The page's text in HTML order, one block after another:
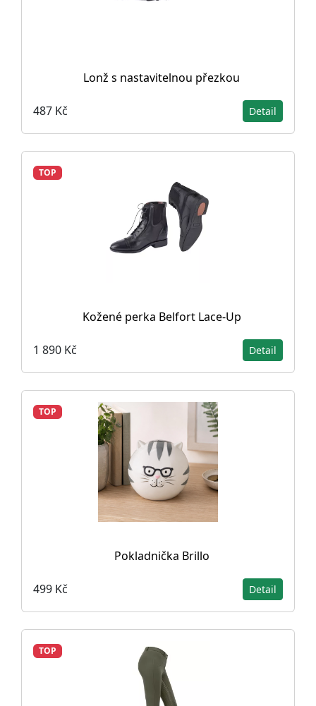
Lonž s nastavitelnou přezkou
487 Kč Detail
TOP
Kožené perka Belfort Lace-Up
1 890 Kč Detail
TOP
Pokladnička Brillo
499 Kč Detail
TOP